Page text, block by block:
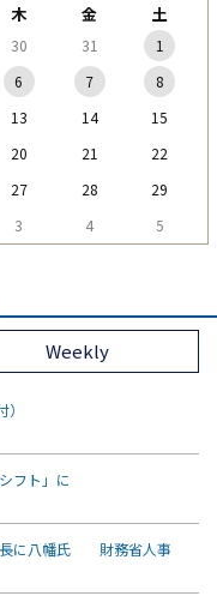
木 金 土
30 31
1
6 7
8
13 14
15
20 21
22
27 28
29
3 4 5
Weekly
フト」に
長に八幡氏 財務省人事